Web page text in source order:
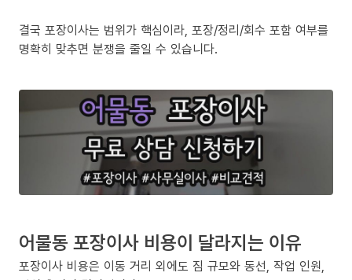
결국 포장이사는 범위가 핵심이라, 포장/정리/회수 포함 여부를
명확히 맞추면 분쟁을 줄일 수 있습니다.
어물동 포장이사 비용이 달라지는 이유
포장이사 비용은 이동 거리 외에도 짐 규모와 동선, 작업 인원,